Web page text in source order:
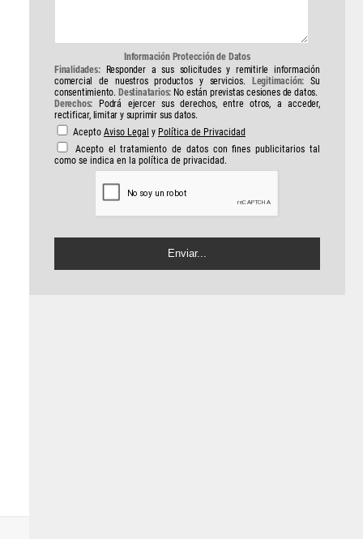
Información Protección de Datos
Finalidades:Responder a sus solicitudes y remitirle información
comercial de nuestros productos y servicios.
Legitimación: Su
consentimiento. Destinatarios: No están previstas cesiones de datos.
Derechos: Podrá ejercer sus derechos, entre otros, a acceder,
rectificar, limitar y suprimir sus datos.
Acepto Aviso Legal y Política de Privacidad
Acepto el tratamiento de datos con fines publicitarios tal
como se indica en la política de privacidad.